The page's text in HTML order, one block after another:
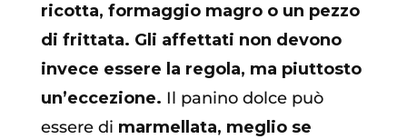
ricotta, formaggio magro o un pezzo
di frittata. Gli affettati non devono
invece essere la regola, ma piuttosto
un’eccezione. Il panino dolce può
essere di marmellata, meglio se